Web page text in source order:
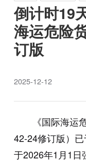
倒计时19
海运危险
订版
2025-12-12
《国际海运
42-24修订版）
于2026年1月1日